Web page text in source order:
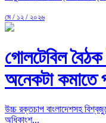
মে / ১২ / ২০২৬
গোলটেবিল
অনেকটা কমাতে
উচ্চ রক্তচাপ বাংলাদেশসহ
অধিকাংশ...